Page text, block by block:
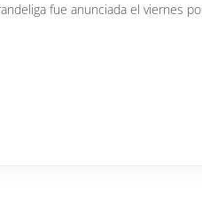
fue anunciada el viernes